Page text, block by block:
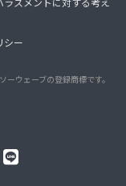
シー
ーウェーブの登録商標です。